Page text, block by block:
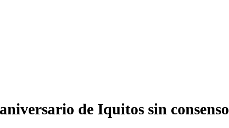
de Iquitos sin consenso